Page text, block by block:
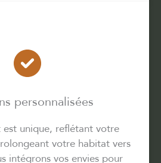
personnalisées
unique, reflétant votre
votre habitat vers
intégrons vos envies pour